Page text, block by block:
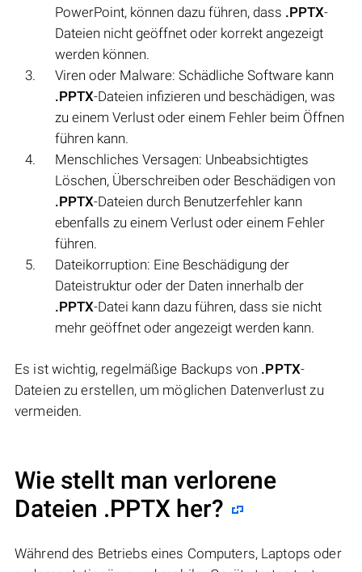
PowerPoint, können dazu führen, dass .PPTX-
Dateien nicht geöffnet oder korrekt angezeigt
werden können.
Viren oder Malware: Schädliche Software kann
.PPTX-Dateien infizieren und beschädigen, was
zu einem Verlust oder einem Fehler beim Öffnen
führen kann.
Menschliches Versagen: Unbeabsichtigtes
Löschen, Überschreiben oder Beschädigen von
.PPTX-Dateien durch Benutzerfehler kann
ebenfalls zu einem Verlust oder einem Fehler
führen.
Dateikorruption: Eine Beschädigung der
Dateistruktur oder der Daten innerhalb der
.PPTX-Datei kann dazu führen, dass sie nicht
mehr geöffnet oder angezeigt werden kann.
Es ist wichtig, regelmäßige Backups von .PPTX-
Dateien zu erstellen, um möglichen Datenverlust zu
vermeiden.
Wie stellt man verlorene
Dateien .PPTX her?
Während des Betriebs eines Computers, Laptops oder